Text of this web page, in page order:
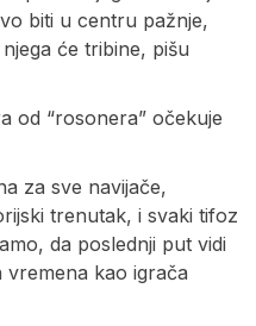
biti u centru pažnje,
će tribine, pišu
od “rosonera” očekuje
za sve navijače,
trenutak, i svaki tifoz
da poslednji put vidi
vremena kao igrača